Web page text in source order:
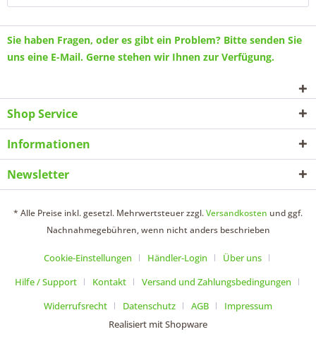
Sie haben Fragen, oder es gibt ein Problem? Bitte senden Sie
uns eine E-Mail. Gerne stehen wir Ihnen zur Verfügung.
Shop Service
Informationen
Newsletter
* Alle Preise inkl. gesetzl. Mehrwertsteuer zzgl.Versandkosten und ggf.
Nachnahmegebühren, wenn nicht anders beschrieben
Cookie-Einstellungen Händler-Login
Über uns
Hilfe / Support
Kontakt
Versand und Zahlungsbedingungen
Widerrufsrecht
Datenschutz AGB
Impressum
Realisiert mit Shopware